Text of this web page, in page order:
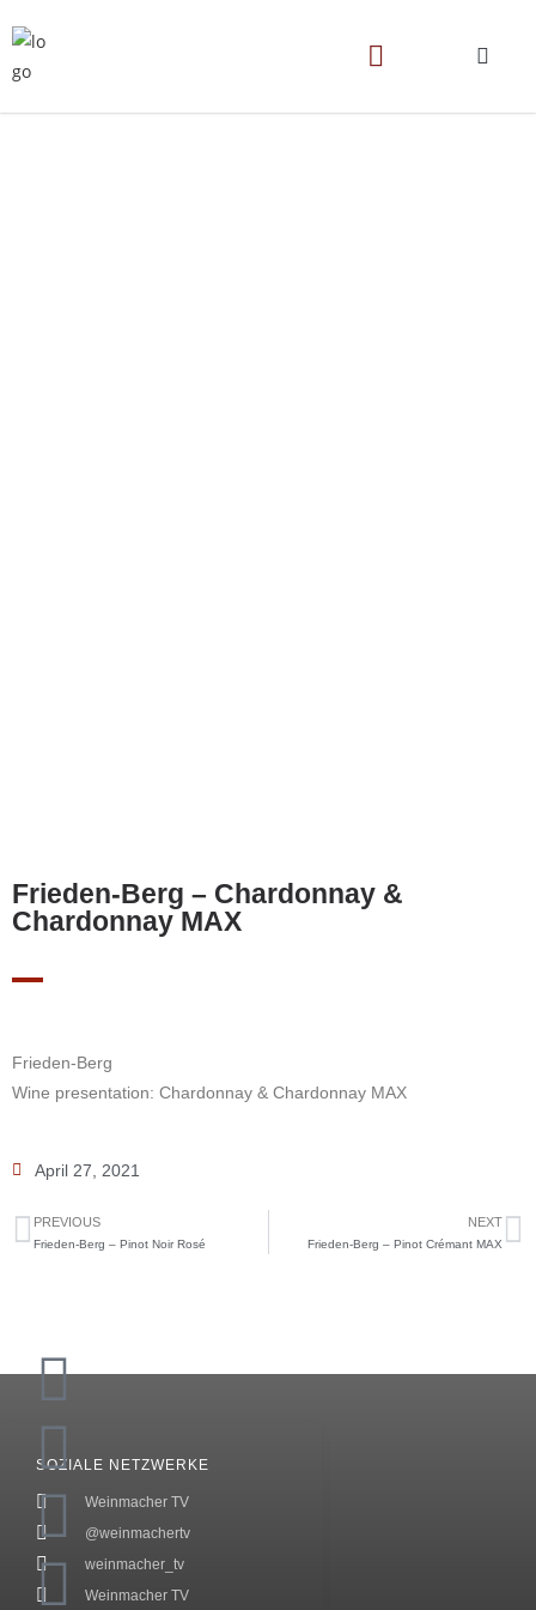
Frieden-Berg – Chardonnay &
Chardonnay MAX
Frieden-Berg
Wine presentation: Chardonnay & Chardonnay MAX
April 27, 2021
PREVIOUS
Frieden-Berg – Pinot Noir Rosé
NEXT
Frieden-Berg – Pinot Crémant MAX
SOZIALE NETZWERKE
Weinmacher TV
@weinmachertv
weinmacher_tv
Weinmacher TV